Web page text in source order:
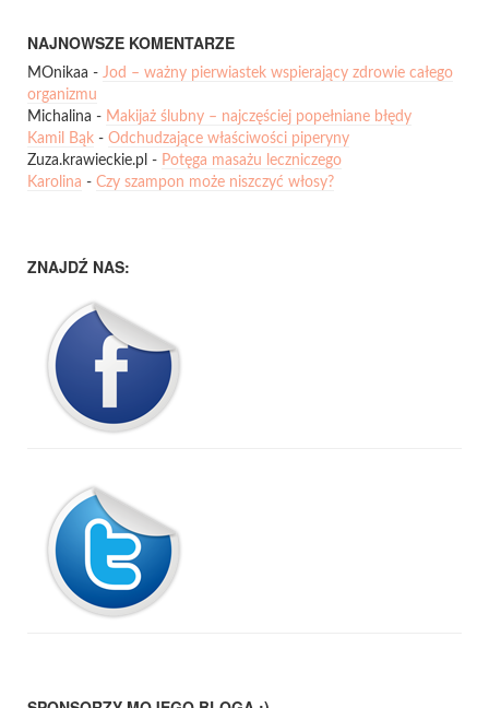
NAJNOWSZE KOMENTARZE
MOnikaa - Jod – ważny pierwiastek wspierający zdrowie całego
organizmu
Michalina - Makijaż ślubny – najczęściej popełniane błędy
Kamil Bąk - Odchudzające właściwości piperyny
Zuza.krawieckie.pl - Potęga masażu leczniczego
Karolina - Czy szampon może niszczyć włosy?
ZNAJDŹ NAS: